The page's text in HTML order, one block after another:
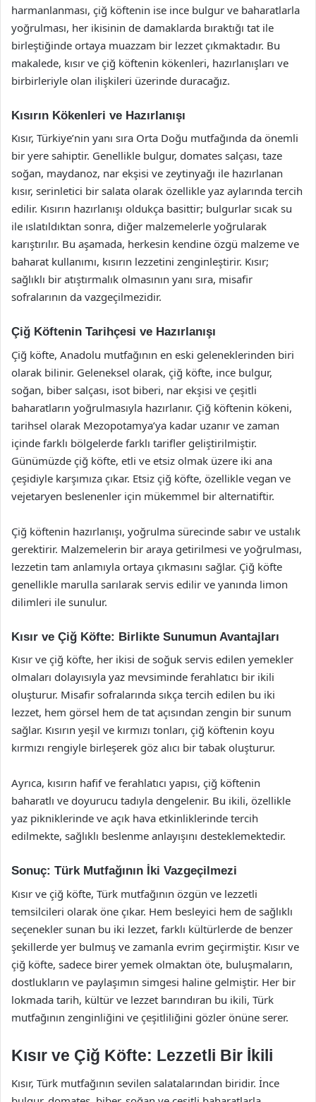
harmanlanması, çiğ köftenin ise ince bulgur ve baharatlarla
yoğrulması, her ikisinin de damaklarda bıraktığı tat ile
birleştiğinde ortaya muazzam bir lezzet çıkmaktadır. Bu
makalede, kısır ve çiğ köftenin kökenleri, hazırlanışları ve
birbirleriyle olan ilişkileri üzerinde duracağız.
Kısırın Kökenleri ve Hazırlanışı
Kısır, Türkiye’nin yanı sıra Orta Doğu mutfağında da önemli
bir yere sahiptir. Genellikle bulgur, domates salçası, taze
soğan, maydanoz, nar ekşisi ve zeytinyağı ile hazırlanan
kısır, serinletici bir salata olarak özellikle yaz aylarında tercih
edilir. Kısırın hazırlanışı oldukça basittir; bulgurlar sıcak su
ile ıslatıldıktan sonra, diğer malzemelerle yoğrularak
karıştırılır. Bu aşamada, herkesin kendine özgü malzeme ve
baharat kullanımı, kısırın lezzetini zenginleştirir. Kısır;
sağlıklı bir atıştırmalık olmasının yanı sıra, misafir
sofralarının da vazgeçilmezidir.
Çiğ Köftenin Tarihçesi ve Hazırlanışı
Çiğ köfte, Anadolu mutfağının en eski geleneklerinden biri
olarak bilinir. Geleneksel olarak, çiğ köfte, ince bulgur,
soğan, biber salçası, isot biberi, nar ekşisi ve çeşitli
baharatların yoğrulmasıyla hazırlanır. Çiğ köftenin kökeni,
tarihsel olarak Mezopotamya’ya kadar uzanır ve zaman
içinde farklı bölgelerde farklı tarifler geliştirilmiştir.
Günümüzde çiğ köfte, etli ve etsiz olmak üzere iki ana
çeşidiyle karşımıza çıkar. Etsiz çiğ köfte, özellikle vegan ve
vejetaryen beslenenler için mükemmel bir alternatiftir.
Çiğ köftenin hazırlanışı, yoğrulma sürecinde sabır ve ustalık
gerektirir. Malzemelerin bir araya getirilmesi ve yoğrulması,
lezzetin tam anlamıyla ortaya çıkmasını sağlar. Çiğ köfte
genellikle marulla sarılarak servis edilir ve yanında limon
dilimleri ile sunulur.
Kısır ve Çiğ Köfte: Birlikte Sunumun Avantajları
Kısır ve çiğ köfte, her ikisi de soğuk servis edilen yemekler
olmaları dolayısıyla yaz mevsiminde ferahlatıcı bir ikili
oluşturur. Misafir sofralarında sıkça tercih edilen bu iki
lezzet, hem görsel hem de tat açısından zengin bir sunum
sağlar. Kısırın yeşil ve kırmızı tonları, çiğ köftenin koyu
kırmızı rengiyle birleşerek göz alıcı bir tabak oluşturur.
Ayrıca, kısırın hafif ve ferahlatıcı yapısı, çiğ köftenin
baharatlı ve doyurucu tadıyla dengelenir. Bu ikili, özellikle
yaz pikniklerinde ve açık hava etkinliklerinde tercih
edilmekte, sağlıklı beslenme anlayışını desteklemektedir.
Sonuç: Türk Mutfağının İki Vazgeçilmezi
Kısır ve çiğ köfte, Türk mutfağının özgün ve lezzetli
temsilcileri olarak öne çıkar. Hem besleyici hem de sağlıklı
seçenekler sunan bu iki lezzet, farklı kültürlerde de benzer
şekillerde yer bulmuş ve zamanla evrim geçirmiştir. Kısır ve
çiğ köfte, sadece birer yemek olmaktan öte, buluşmaların,
dostlukların ve paylaşımın simgesi haline gelmiştir. Her bir
lokmada tarih, kültür ve lezzet barındıran bu ikili, Türk
mutfağının zenginliğini ve çeşitliliğini gözler önüne serer.
Kısır ve Çiğ Köfte: Lezzetli Bir İkili
Kısır, Türk mutfağının sevilen salatalarından biridir. İnce